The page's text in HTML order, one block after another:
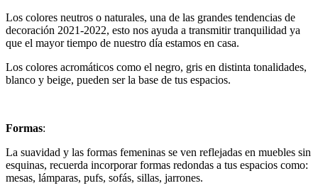
Los colores neutros o naturales, una de las grandes tendencias de
decoración 2021-2022, esto nos ayuda a transmitir tranquilidad ya
que el mayor tiempo de nuestro día estamos en casa.
Los colores acromáticos como el negro, gris en distinta tonalidades,
blanco y beige, pueden ser la base de tus espacios.
Formas:
La suavidad y las formas femeninas se ven reflejadas en muebles sin
esquinas, recuerda incorporar formas redondas a tus espacios como:
mesas, lámparas, pufs, sofás, sillas, jarrones.